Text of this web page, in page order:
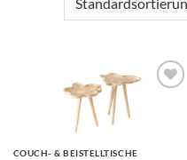
Wunschliste
COUCH- & BEISTELLTISCHE